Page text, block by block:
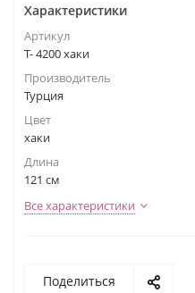
Характеристики
Артикул
Т- 4200 хаки
Производитель
Турция
Цвет
хаки
Длина
121 см
Все характеристики
Поделиться